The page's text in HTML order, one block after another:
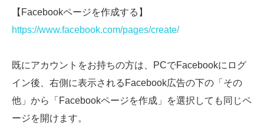
【Facebookページを作成する】
https://www.facebook.com/pages/create/
既にアカウントをお持ちの方は、PCでFacebookにログ
イン後、右側に表示されるFacebook広告の下の「その
他」から「Facebookページを作成」を選択しても同じペ
ージを開けます。